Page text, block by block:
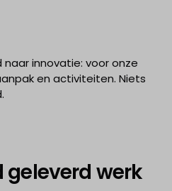
innovatie: voor onze
en activiteiten. Niets
geleverd werk